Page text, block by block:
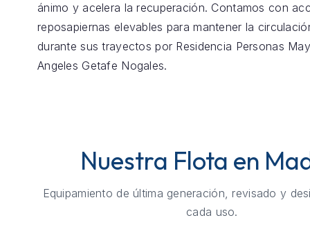
ánimo y acelera la recuperación. Contamos con
reposapiernas elevables para mantener la
durante sus trayectos por Residencia Personas
Angeles Getafe Nogales.
Nuestra Flota en
Equipamiento de última generación, revisado y
cada uso.